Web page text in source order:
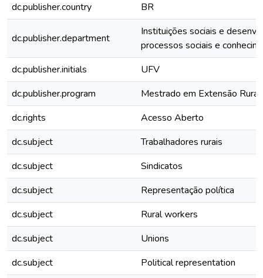
dc.publisher.country
BR
dc.publisher.department
Instituições sociais e
processos sociais e
dc.publisher.initials
UFV
dc.publisher.program
Mestrado em Extensão Rural
dc.rights
Acesso Aberto
dc.subject
Trabalhadores rurais
dc.subject
Sindicatos
dc.subject
Representação política
dc.subject
Rural workers
dc.subject
Unions
dc.subject
Political representation